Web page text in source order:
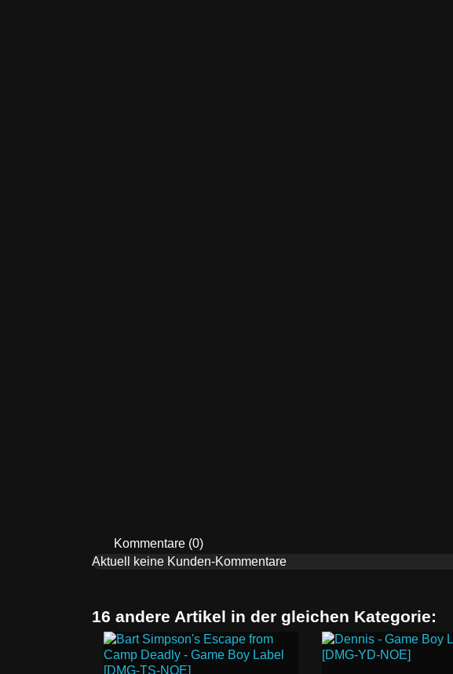
Kommentare (0)
Aktuell keine Kunden-Kommentare
16 andere Artikel in der gleichen Kategorie: